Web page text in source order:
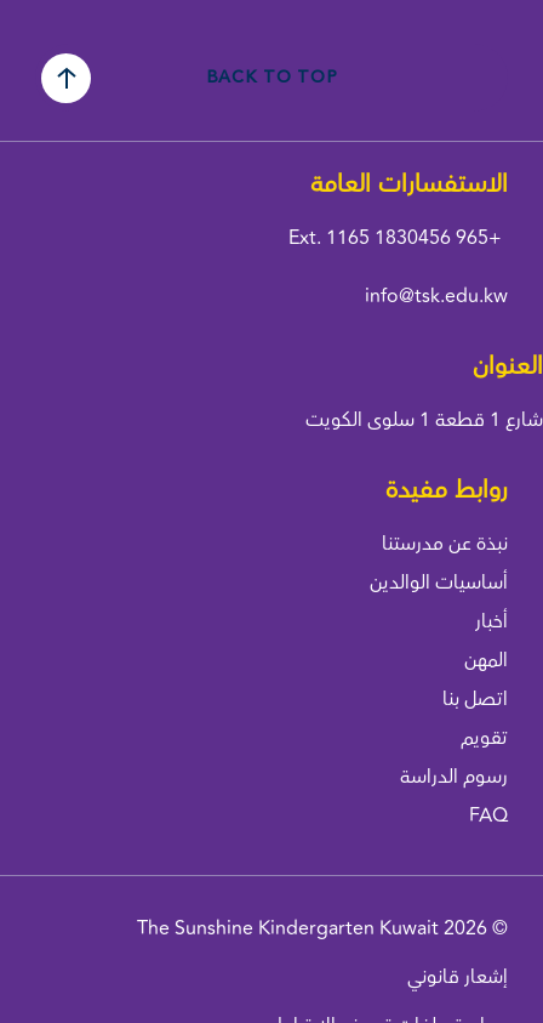
BACK TO TOP
الاستفسارات العامة
+965 1830456
info@tsk.edu.kw
العنوان
شارع 1 قطعة 1 سلوى الكويت
روابط مفيدة
نبذة عن مدرستنا
أساسيات الوالدين
أخبار
المهن
اتصل بنا
تقويم
رسوم الدراسة
FAQ
© 2026 The Sunshine Kindergarten Kuwait
إشعار قانوني